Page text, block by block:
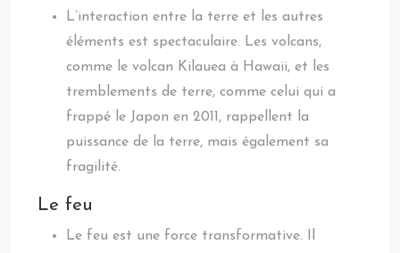
L’interaction entre la terre et les autres
éléments est spectaculaire. Les volcans,
comme le volcan Kilauea à Hawaii, et les
tremblements de terre, comme celui qui a
frappé le Japon en 2011, rappellent la
puissance de la terre, mais également sa
fragilité.
Le feu
Le feu est une force transformative. Il